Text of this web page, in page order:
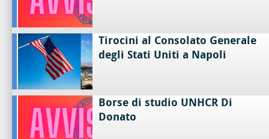
Tirocini al Consolato Generale
degli Stati Uniti a Napoli
Borse di studio UNHCR Di
Donato